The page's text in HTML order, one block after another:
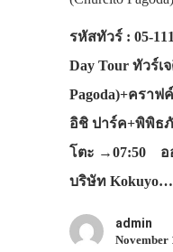
รหัสทัวร์ : 05-
Day Tour ทัวร์เ
Pagoda)+ครา
อิชิ ปาร์ค+พิพิธ
โตะ →07:50 อ
บริษัท Kokuyo…
admin
November